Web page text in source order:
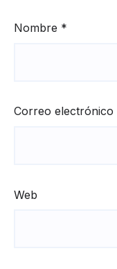
Nombre *
Correo electrónico
Web